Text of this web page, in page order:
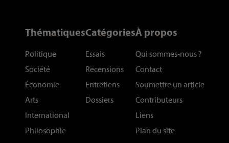
Thématiques
Politique
Société
Économie
Arts
International
Philosophie
Catégories
Essais
Recensions
Entretiens
Dossiers
À propos
Qui sommes-nous ?
Contact
Soumettre un article
Contributeurs
Liens
Plan du site